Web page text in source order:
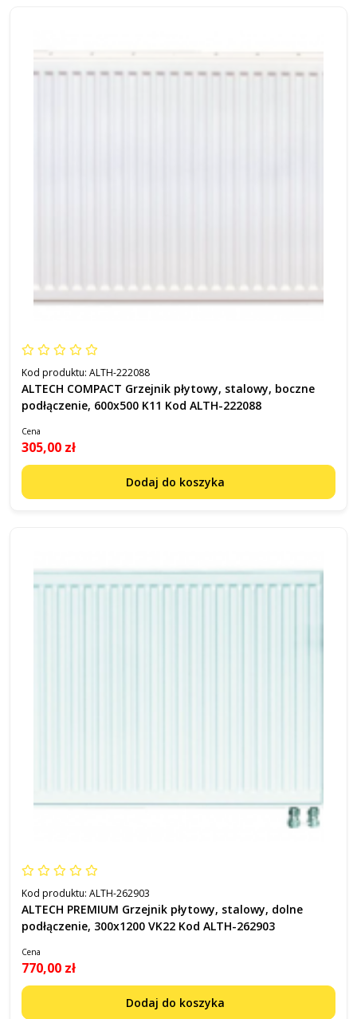
Kod produktu: ALTH-222088
ALTECH COMPACT Grzejnik płytowy, stalowy, boczne
podłączenie, 600x500 K11 Kod ALTH-222088
Cena
305,00 zł
Dodaj do koszyka
Kod produktu: ALTH-262903
ALTECH PREMIUM Grzejnik płytowy, stalowy, dolne
podłączenie, 300x1200 VK22 Kod ALTH-262903
Cena
770,00 zł
Dodaj do koszyka